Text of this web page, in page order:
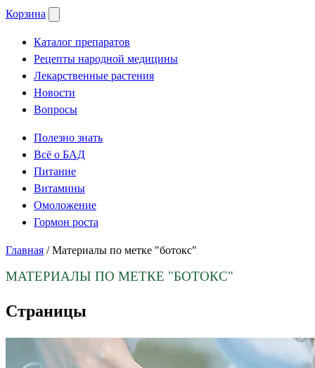
Корзина
Каталог препаратов
Рецепты народной медицины
Лекарственные растения
Новости
Вопросы
Полезно знать
Всё о БАД
Питание
Витамины
Омоложение
Гормон роста
Главная / Материалы по метке "ботокс"
МАТЕРИАЛЫ ПО МЕТКЕ "БОТОКС"
Страницы